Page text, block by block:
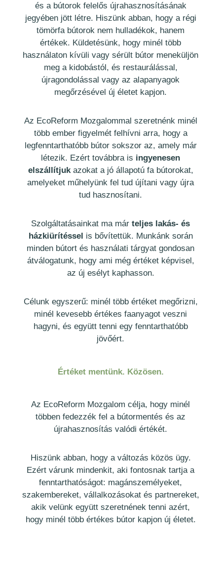
és a bútorok felelős újrahasznosításának
jegyében jött létre. Hiszünk abban, hogy a régi
tömörfa bútorok nem hulladékok, hanem
értékek. Küldetésünk, hogy minél több
használaton kívüli vagy sérült bútor meneküljön
meg a kidobástól, és restaurálással,
újragondolással vagy az alapanyagok
megőrzésével új életet kapjon.
Az EcoReform Mozgalommal szeretnénk minél
több ember figyelmét felhívni arra, hogy a
legfenntarthatóbb bútor sokszor az, amely már
létezik. Ezért továbbra is ingyenesen
elszállítjukazokat a jó állapotú fa bútorokat,
amelyeket műhelyünk fel tud újítani vagy újra
tud hasznosítani.
Szolgáltatásainkat ma már teljes lakás- és
házkiürítéssel is bővítettük. Munkánk során
minden bútort és használati tárgyat gondosan
átválogatunk, hogy ami még értéket képvisel,
az új esélyt kaphasson.
Célunk egyszerű: minél több értéket megőrizni,
minél kevesebb értékes faanyagot veszni
hagyni, és együtt tenni egy fenntarthatóbb
jövőért.
Értéket mentünk. Közösen.
Az EcoReform Mozgalom célja, hogy minél
többen fedezzék fel a bútormentés és az
újrahasznosítás valódi értékét.
Hiszünk abban, hogy a változás közös ügy.
Ezért várunk mindenkit, aki fontosnak tartja a
fenntarthatóságot: magánszemélyeket,
szakembereket, vállalkozásokat és partnereket,
akik velünk együtt szeretnének tenni azért,
hogy minél több értékes bútor kapjon új életet.